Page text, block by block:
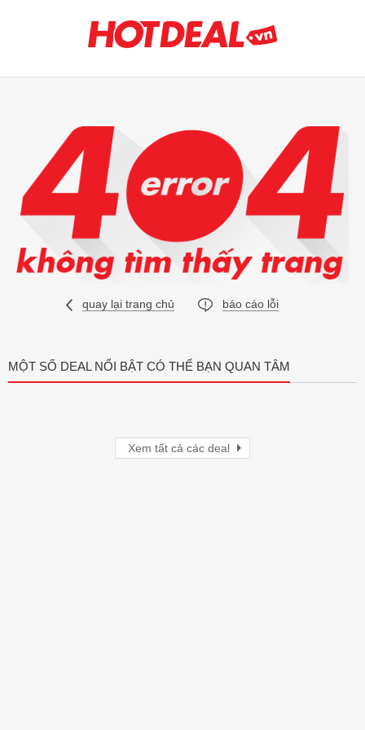
quay lại trang chủ báo cáo lỗi
MỘT SỐ DEAL NỔI BẬT CÓ THỂ BẠN QUAN TÂM
Xem tất cả các deal